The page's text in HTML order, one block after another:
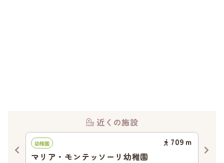
近くの施設
幼稚園 709 ｍ
マリア・モンテッソーリ幼稚園